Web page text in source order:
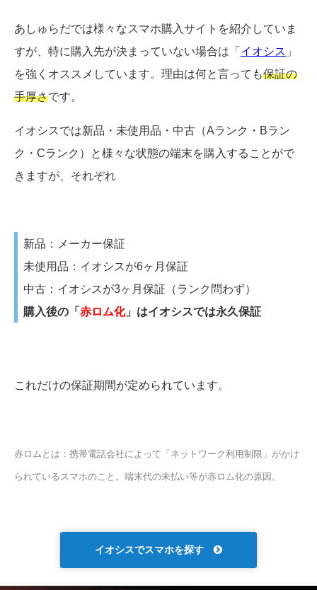
あしゅらだでは様々なスマホ購入サイトを紹介していま
すが、特に購入先が決まっていない場合は「 イオシス 」
を強くオススメしています。理由は何と言っても保証の
手厚さです。
イオシスでは新品・未使用品・中古（Aランク・Bラン
ク・Cランク）と様々な状態の端末を購入することがで
きますが、それぞれ
新品：メーカー保証
未使用品：イオシスが6ヶ月保証
中古：イオシスが3ヶ月保証（ランク問わず）
購入後の「 赤ロム化」はイオシスでは永久保証
これだけの保証期間が定められています。
赤ロムとは：携帯電話会社によって「ネットワーク利用制限」がかけ
られているスマホのこと。端末代の未払い等が赤ロム化の原因。
イオシスでスマホを探す